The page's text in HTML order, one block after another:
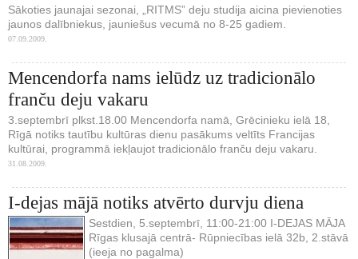
Sākoties jaunajai sezonai, „RITMS” deju studija aicina pievienoties
jaunos dalībniekus, jauniešus vecumā no 8-25 gadiem.
07.09.2009.
Mencendorfa nams ielūdz uz tradicionālo
franču deju vakaru
3.septembrī plkst.18.00 Mencendorfa namā, Grēcinieku ielā 18,
Rīgā notiks tautību kultūras dienu pasākums veltīts Francijas
kultūrai, programmā iekļaujot tradicionālo franču deju vakaru.
31.08.2009.
I-dejas mājā notiks atvērto durvju diena
Sestdien, 5.septembrī, 11:00-21:00 I-DEJAS MĀJA
Rīgas klusajā centrā- Rūpniecības ielā 32b, 2.stāvā
(ieeja no pagalma)